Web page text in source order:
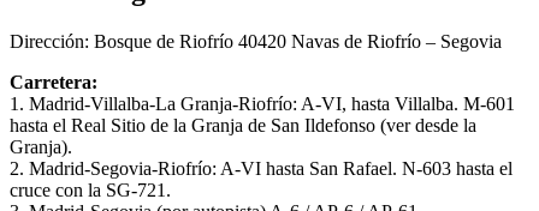
Dirección: Bosque de Riofrío 40420 Navas de Riofrío – Segovia
Carretera:
1. Madrid-Villalba-La Granja-Riofrío: A-VI, hasta Villalba. M-601
hasta el Real Sitio de la Granja de San Ildefonso (ver desde la
Granja).
2. Madrid-Segovia-Riofrío: A-VI hasta San Rafael. N-603 hasta el
cruce con la SG-721.